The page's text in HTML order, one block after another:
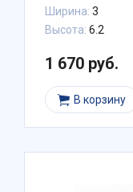
Ширина: 3
Высота: 6.2
1 670 руб.
В корзину